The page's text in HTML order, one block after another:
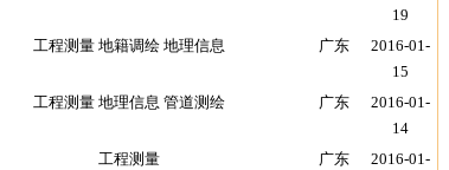
19
工程测量 地籍调绘 地理信息 广东
2016-01-
15
工程测量 地理信息 管道测绘 广东
2016-01-
14
工程测量 广东
2016-01-